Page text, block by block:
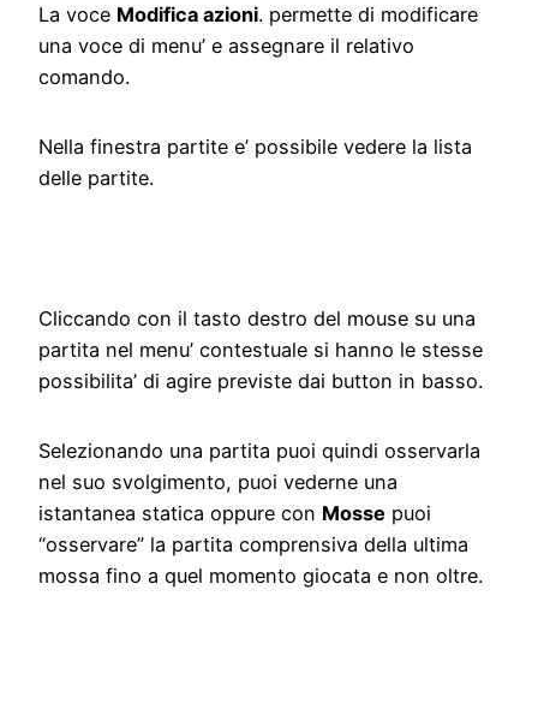
La voce Modifica azioni. permette di modificare
una voce di menu’ e assegnare il relativo
comando.
Nella finestra partite e’ possibile vedere la lista
delle partite.
Cliccando con il tasto destro del mouse su una
partita nel menu’ contestuale si hanno le stesse
possibilita’ di agire previste dai button in basso.
Selezionando una partita puoi quindi osservarla
nel suo svolgimento, puoi vederne una
istantanea statica oppure con Mosse puoi
“osservare” la partita comprensiva della ultima
mossa fino a quel momento giocata e non oltre.